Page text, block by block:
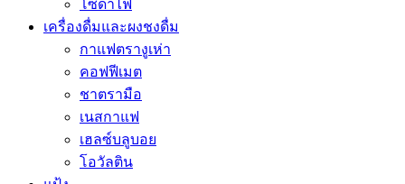
โซดาไฟ
เครื่องดื่มและผงชงดื่ม
กาแฟตรางูเห่า
คอฟฟีเมต
ชาตรามือ
เนสกาแฟ
เฮลซ์บลูบอย
โอวัลติน